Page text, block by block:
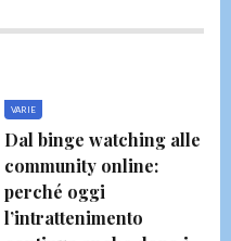
VARIE
Dal binge watching alle
community online:
perché oggi
l’intrattenimento